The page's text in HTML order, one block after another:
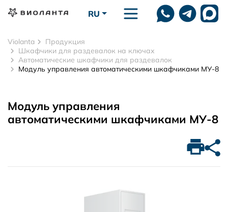
RU
Violanta
Продукция
Шкафчики для раздевалок на ключах
Автоматические шкафчики для раздевалок
Модуль управления автоматическими шкафчиками МУ-8
Модуль управления
автоматическими шкафчиками МУ-8